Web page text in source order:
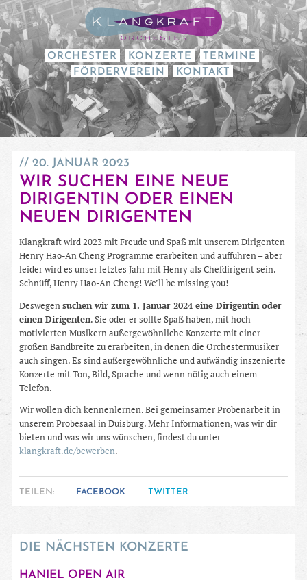
ORCHESTER KONZERTE
TERMINE
FÖRDERVEREIN
KONTAKT
20. JANUAR 2023
WIR SUCHEN EINE NEUE
DIRIGENTIN ODER EINEN
NEUEN DIRIGENTEN
Klangkraft wird 2023 mit Freude und Spaß mit unserem Dirigenten
Henry Hao-An Cheng Programme erarbeiten und aufführen – aber
leider wird es unser letztes Jahr mit Henry als Chefdirigent sein.
Schnüff, Henry Hao-An Cheng! We’ll be missing you!
Deswegensuchen wir zum 1. Januar 2024 eine Dirigentin oder
einen Dirigenten. Sie oder er sollte Spaß haben, mit hoch
motivierten Musikern außergewöhnliche Konzerte mit einer
großen Bandbreite zu erarbeiten, in denen die Orchestermusiker
auch singen. Es sind außergewöhnliche und aufwändig inszenierte
Konzerte mit Ton, Bild, Sprache und wenn nötig auch einem
Telefon.
Wir wollen dich kennenlernen. Bei gemeinsamer Probenarbeit in
unserem Probesaal in Duisburg. Mehr Informationen, was wir dir
bieten und was wir uns wünschen, findest du unter
klangkraft.de/bewerben.
TEILEN: FACEBOOK TWITTER
DIE NÄCHSTEN KONZERTE
HANIEL OPEN AIR